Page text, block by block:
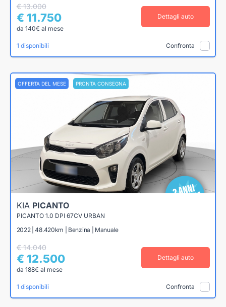
€ 13.000
€ 11.750
da 140€ al mese
Dettagli auto
1 disponibili Confronta
OFFERTA DEL MESE PRONTA CONSEGNA
KIA PICANTO
PICANTO 1.0 DPI 67CV URBAN
2022 | 48.420km | Benzina | Manuale
€ 14.040
€ 12.500
da 188€ al mese
Dettagli auto
1 disponibili Confronta